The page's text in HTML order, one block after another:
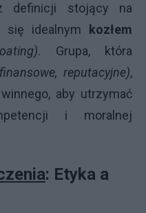
definicji stojący na
się idealnym
kozłem
. Grupa, która
reputacyjne),
aby utrzymać
i moralnej
: Etyka a